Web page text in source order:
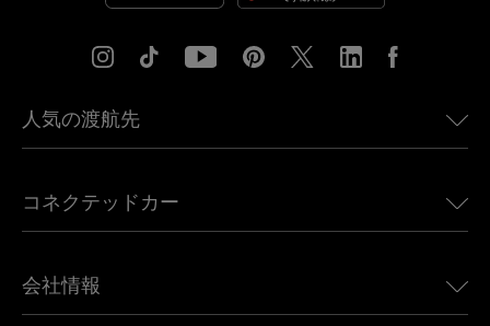
人気の渡航先
ヨーロッパ向けeSIM
カナダ向けeSIM
コネクテッドカー
Land Rover向けUbigi
会社情報